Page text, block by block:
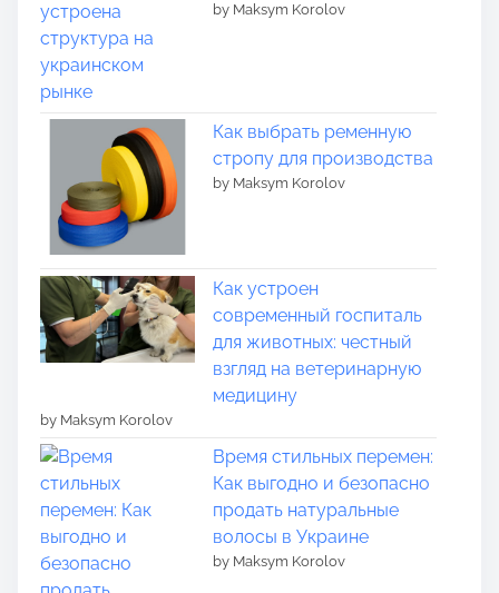
by Maksym Korolov
Как выбрать ременную
стропу для производства
by Maksym Korolov
Как устроен
современный госпиталь
для животных: честный
взгляд на ветеринарную
медицину
by Maksym Korolov
Время стильных перемен:
Как выгодно и безопасно
продать натуральные
волосы в Украине
by Maksym Korolov